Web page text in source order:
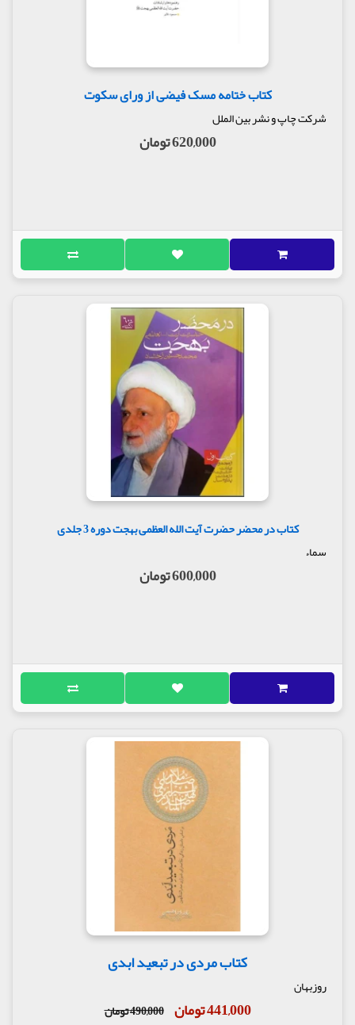
کتاب ختامه مسک فیضی از ورای سکوت
شرکت چاپ و نشر بین الملل
620,000 تومان
کتاب در محضر حضرت آیت الله العظمی بهجت دوره 3 جلدی
سماء
600,000 تومان
کتاب مردی در تبعید ابدی
روزبهان
441,000 تومان 490,000 تومان